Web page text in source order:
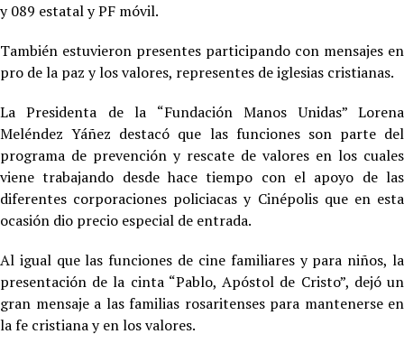
y 089 estatal y PF móvil.
También estuvieron presentes participando con mensajes en
pro de la paz y los valores, representes de iglesias cristianas.
La Presidenta de la “Fundación Manos Unidas” Lorena
Meléndez Yáñez destacó que las funciones son parte del
programa de prevención y rescate de valores en los cuales
viene trabajando desde hace tiempo con el apoyo de las
diferentes corporaciones policiacas y Cinépolis que en esta
ocasión dio precio especial de entrada.
Al igual que las funciones de cine familiares y para niños, la
presentación de la cinta “Pablo, Apóstol de Cristo”, dejó un
gran mensaje a las familias rosaritenses para mantenerse en
la fe cristiana y en los valores.